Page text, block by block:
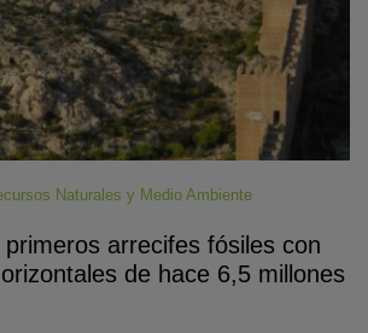
Naturales y Medio Ambiente
arrecifes fósiles con
de hace 6,5 millones